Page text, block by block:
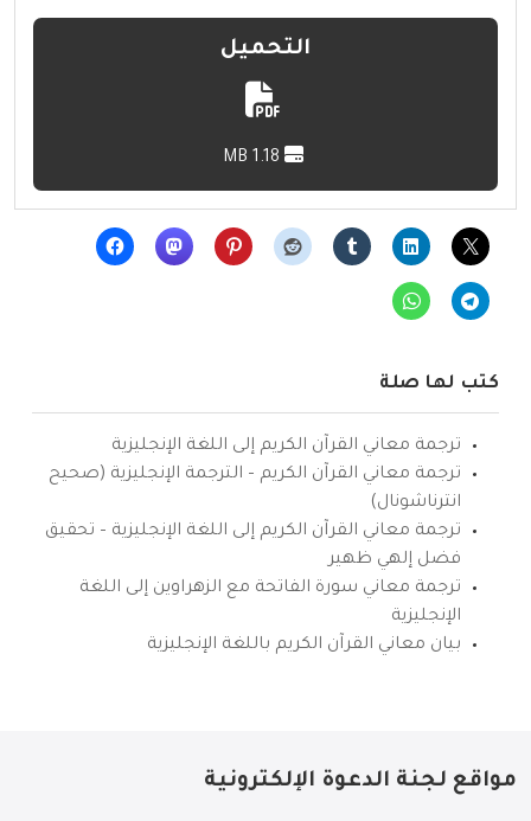
التحميل
كتب لها صلة
ترجمة معاني القرآن الكريم إلى اللغة الإنجليزية
ترجمة معاني القرآن الكريم – الترجمة الإنجليزية (صحيح
انترناشونال)
ترجمة معاني القرآن الكريم إلى اللغة الإنجليزية – تحقيق
فضل إلهي ظهير
ترجمة معاني سورة الفاتحة مع الزهراوين إلى اللغة
الإنجليزية
بيان معاني القرآن الكريم باللغة الإنجليزية
مواقع لجنة الدعوة الإلكترونية